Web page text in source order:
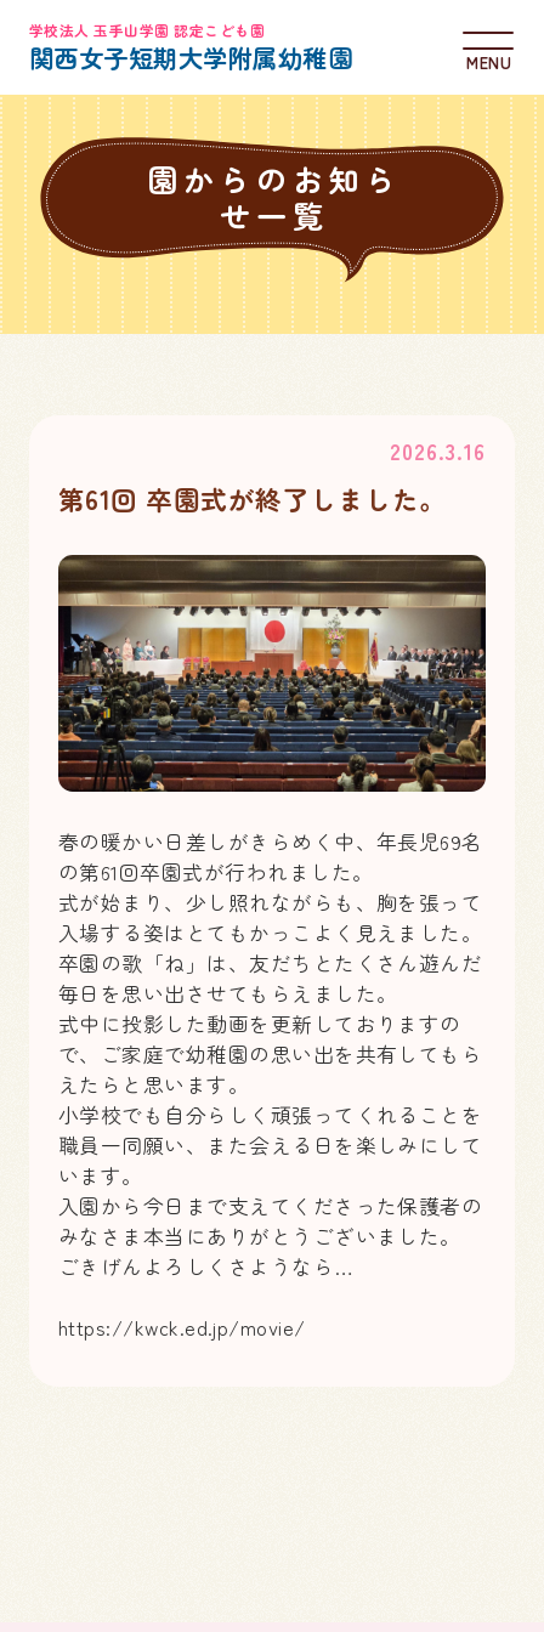
学校法人 玉手山学園 認定こども園
関西女子短期大学附属幼稚園 MENU
園からのお知ら
せ一覧
2026.3.16
第61回 卒園式が終了しました。
春の暖かい日差しがきらめく中、年長児69名
の第61回卒園式が行われました。
式が始まり、少し照れながらも、胸を張って
入場する姿はとてもかっこよく見えました。
卒園の歌「ね」は、友だちとたくさん遊んだ
毎日を思い出させてもらえました。
式中に投影した動画を更新しておりますの
で、ご家庭で幼稚園の思い出を共有してもら
えたらと思います。
小学校でも自分らしく頑張ってくれることを
職員一同願い、また会える日を楽しみにして
います。
入園から今日まで支えてくださった保護者の
みなさま本当にありがとうございました。
ごきげんよろしくさようなら…
https://kwck.ed.jp/movie/